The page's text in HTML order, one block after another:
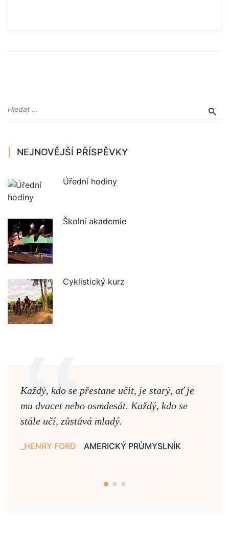
NEJNOVĚJŠÍ PŘÍSPĚVKY
Úřední hodiny
Školní akademie
Cyklistický kurz
Každý, kdo se přestane učit, je starý, ať je
mu dvacet nebo osmdesát. Každý, kdo se
stále učí, zůstává mladý.
HENRY FORD AMERICKÝ PRŮMYSLNÍK